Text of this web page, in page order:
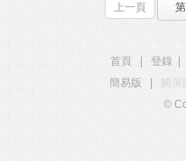
上一頁
首頁 登錄
簡易版
觸屏
©